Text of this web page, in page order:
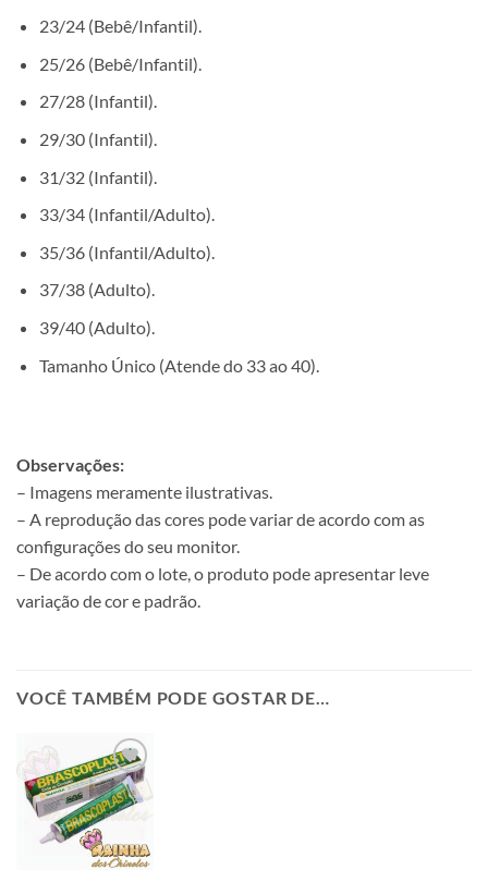
23/24 (Bebê/Infantil).
25/26 (Bebê/Infantil).
27/28 (Infantil).
29/30 (Infantil).
31/32 (Infantil).
33/34 (Infantil/Adulto).
35/36 (Infantil/Adulto).
37/38 (Adulto).
39/40 (Adulto).
Tamanho Único (Atende do 33 ao 40).
Observações:
– Imagens meramente ilustrativas.
– A reprodução das cores pode variar de acordo com as
configurações do seu monitor.
– De acordo com o lote, o produto pode apresentar leve
variação de cor e padrão.
VOCÊ TAMBÉM PODE GOSTAR DE…